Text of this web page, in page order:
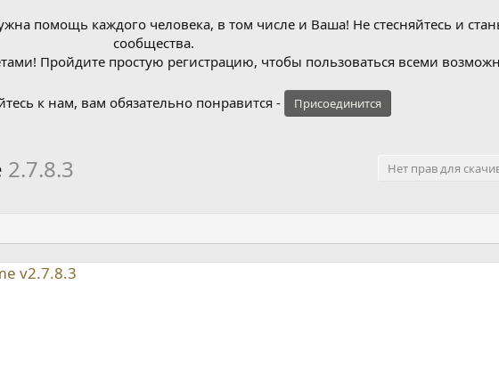
помощь каждого человека, в том числе и Ваша! Не стесняйтесь и
сообщества.
Пройдите простую регистрацию, чтобы пользоваться всеми
к нам, вам обязательно понравится - Присоединится
2.7.8.3 Нет прав для
v2.7.8.3